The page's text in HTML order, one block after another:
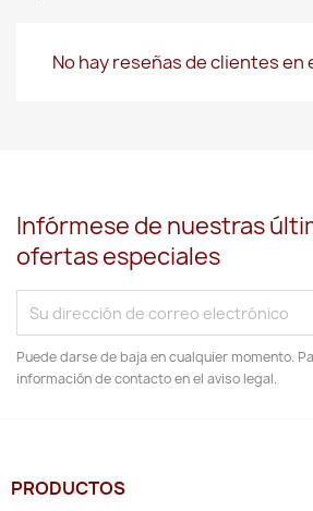
No hay reseñas de clientes en
Infórmese de nuestras
ofertas especiales
Puede darse de baja en cualquier momento.
información de contacto en el aviso legal.
PRODUCTOS